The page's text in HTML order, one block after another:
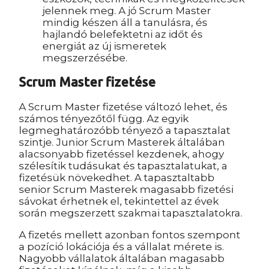
jelennek meg. A jó Scrum Master
mindig készen áll a tanulásra, és
hajlandó belefektetni az időt és
energiát az új ismeretek
megszerzésébe.
Scrum Master fizetése
A Scrum Master fizetése változó lehet, és
számos tényezőtől függ. Az egyik
legmeghatározóbb tényező a tapasztalat
szintje. Junior Scrum Masterek általában
alacsonyabb fizetéssel kezdenek, ahogy
szélesítik tudásukat és tapasztalatukat, a
fizetésük növekedhet. A tapasztaltabb
senior Scrum Masterek magasabb fizetési
sávokat érhetnek el, tekintettel az évek
során megszerzett szakmai tapasztalatokra.
A fizetés mellett azonban fontos szempont
a pozíció lokációja és a vállalat mérete is.
Nagyobb vállalatok általában magasabb